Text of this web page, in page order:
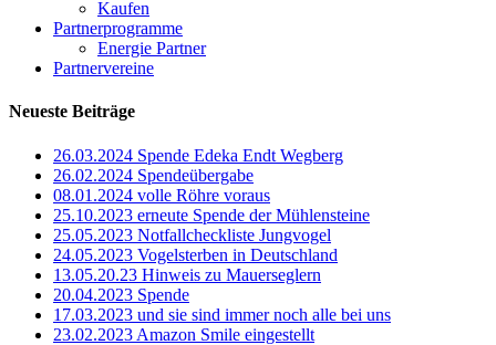
Kaufen
Partnerprogramme
Energie Partner
Partnervereine
Neueste Beiträge
26.03.2024 Spende Edeka Endt Wegberg
26.02.2024 Spendeübergabe
08.01.2024 volle Röhre voraus
25.10.2023 erneute Spende der Mühlensteine
25.05.2023 Notfallcheckliste Jungvogel
24.05.2023 Vogelsterben in Deutschland
13.05.20.23 Hinweis zu Mauerseglern
20.04.2023 Spende
17.03.2023 und sie sind immer noch alle bei uns
23.02.2023 Amazon Smile eingestellt